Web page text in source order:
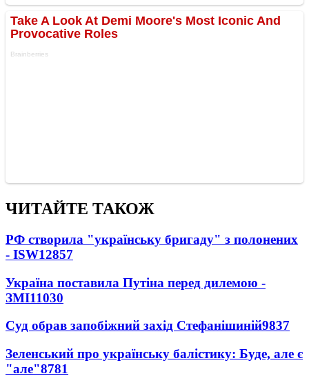
ЧИТАЙТЕ ТАКОЖ
РФ створила "українську бригаду" з полонених
- ISW12857
Україна поставила Путіна перед дилемою -
ЗМІ11030
Суд обрав запобіжний захід Стефанішиній9837
Зеленський про українську балістику: Буде, але є
"але"8781